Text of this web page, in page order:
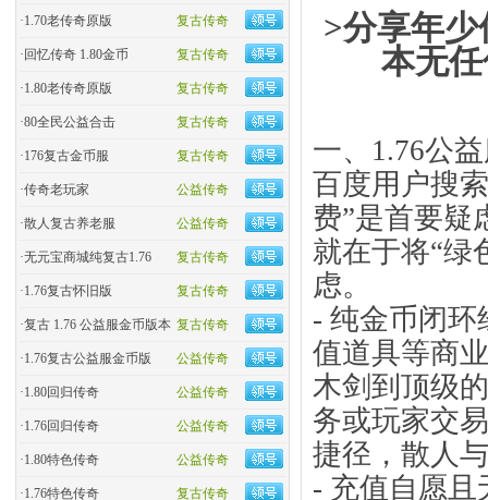
复古传奇
·1.70老传奇原版
复古传奇
· 回忆传奇 1.80金币
复古传奇
·1.80老传奇原版
复古传奇
·80全民公益合击
复古传奇
·176复古金币服
公益传奇
·传奇老玩家
公益传奇
·散人复古养老服
复古传奇
·无元宝商城纯复古1.76
复古传奇
·1.76复古怀旧版
复古传奇
·复古 1.76 公益服金币版本
公益传奇
·1.76复古公益服金币版
公益传奇
·1.80回归传奇
公益传奇
·1.76回归传奇
公益传奇
·1.80特色传奇
复古传奇
·1.76特色传奇
>分享年
本无
一、1.76公
百度用户搜
费”是首要疑
就在于将“绿
虑。
- 纯金币闭环
值道具等商
木剑到顶级
务或玩家交
捷径，散人
- 充值自愿且